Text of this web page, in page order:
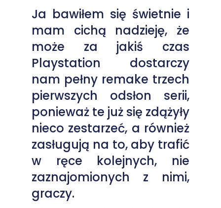
Ja bawiłem się świetnie i
mam cichą nadzieję, że
może za jakiś czas
Playstation dostarczy
nam pełny remake trzech
pierwszych odsłon serii,
ponieważ te już się zdążyły
nieco zestarzeć, a również
zasługują na to, aby trafić
w ręce kolejnych, nie
zaznajomionych z nimi,
graczy.